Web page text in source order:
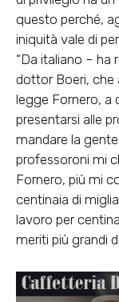
questo perché,
iniquità vale di
“Da italiano – ha
dottor Boeri, che
legge Fornero, a
presentarsi alle
mandare la
professoroni mi
Fornero, più mi
centinaia di
lavoro per
meriti più grandi